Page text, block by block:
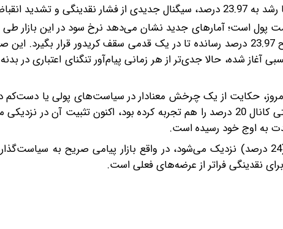
انقباض پولی صادر کرد.
خردادماه با عبور از مرز 23.91 درصد، خود را به سطح 23.97 درصد رسانده تا در یک قدمی سقف کریدور
شده، حالا جدی‌تر از هر زمانی پیام‌آور تنگنای اعتباری در
نوسانات از ابتدای سال 1405 تا به امروز، حکایت از یک چرخش معنادار در سیاست‌های پولی
به اوج خود رسیده است.
وقتی نرخ سود در بازار بین‌بانکی به سقف کریدور (24 درصد) نزدیک می‌شود، در واقع بازار پیامی صریح
نقدینگی فراتر از عرضه‌های فعلی است.